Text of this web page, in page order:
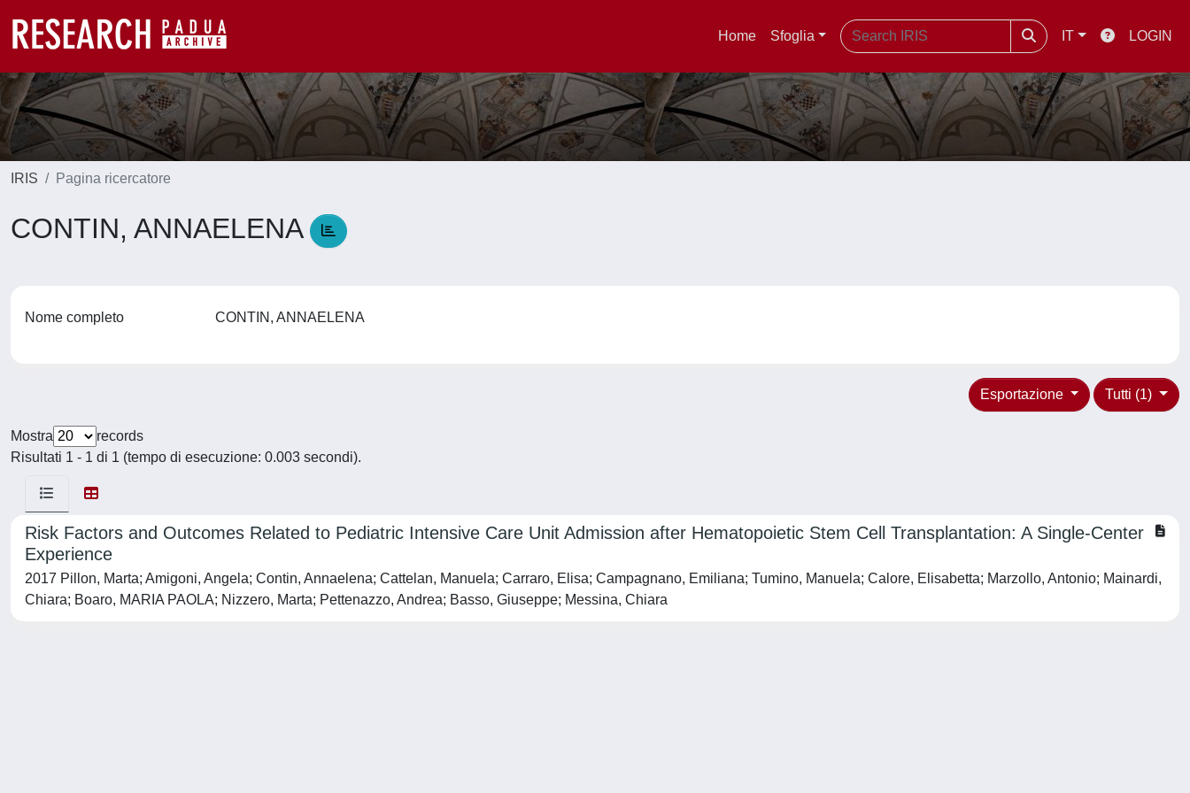
Home Sfoglia IT LOGIN
IRIS Pagina ricercatore
CONTIN, ANNAELENA
Nome completo CONTIN, ANNAELENA
Tutti (1)
Esportazione
Mostra
records
Risultati 1 - 1 di 1 (tempo di esecuzione: 0.003 secondi).
Risk Factors and Outcomes Related to Pediatric Intensive Care Unit Admission after Hematopoietic Stem Cell Transplantation: A Single-Center
Experience
2017 Pillon, Marta; Amigoni, Angela; Contin, Annaelena; Cattelan, Manuela; Carraro, Elisa; Campagnano, Emiliana; Tumino, Manuela; Calore, Elisabetta; Marzollo, Antonio; Mainardi,
Chiara; Boaro, MARIA PAOLA; Nizzero, Marta; Pettenazzo, Andrea; Basso, Giuseppe; Messina, Chiara